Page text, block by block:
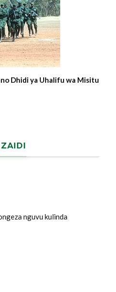
Dhidi ya Uhalifu wa Misitu
nguvu kulinda